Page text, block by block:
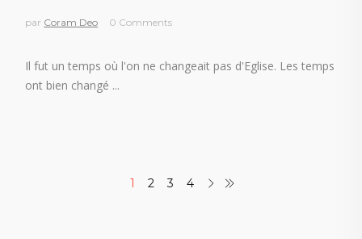
par Coram Deo 0 Comments
Il fut un temps où l'on ne changeait pas d'Eglise. Les temps
ont bien changé
1 2 3 4